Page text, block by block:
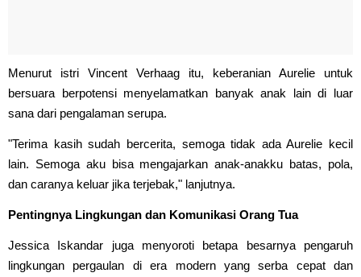
Menurut istri Vincent Verhaag itu, keberanian Aurelie untuk
bersuara berpotensi menyelamatkan banyak anak lain di luar
sana dari pengalaman serupa.
"Terima kasih sudah bercerita, semoga tidak ada Aurelie kecil
lain. Semoga aku bisa mengajarkan anak-anakku batas, pola,
dan caranya keluar jika terjebak," lanjutnya.
Pentingnya Lingkungan dan Komunikasi Orang Tua
Jessica Iskandar juga menyoroti betapa besarnya pengaruh
lingkungan pergaulan di era modern yang serba cepat dan